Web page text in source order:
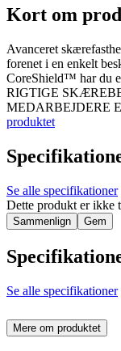
Kort om
Avanceret
forenet i en enkelt
CoreShield™ har du
RIGTIGE
MEDARBEJDERE
produktet
Se alle specifikationer
Dette produkt er ikke
Sammenlign Gem
Se alle specifikationer
Mere om produktet